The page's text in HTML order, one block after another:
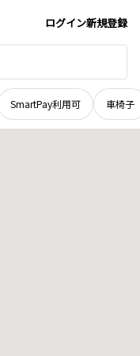
ログイン新規登録
SmartPay利用可 車椅子